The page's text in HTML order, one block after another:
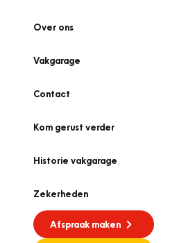
Over ons
Vakgarage
Contact
Kom gerust verder
Historie vakgarage
Zekerheden
Afspraak maken